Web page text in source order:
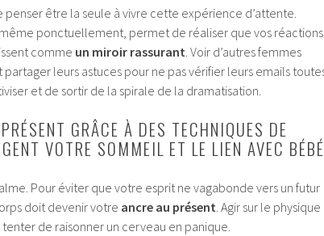
penser être la seule à vivre cette expérience d’attente.
ponctuellement, permet de réaliser que vos réactions
comme un miroir rassurant. Voir d’autres femmes
leurs astuces pour ne pas vérifier leurs emails
et de sortir de la spirale de la dramatisation.
GRÂCE À DES TECHNIQUES DE
VOTRE SOMMEIL ET LE LIEN AVEC BÉBÉ
Pour éviter que votre esprit ne vagabonde vers un futur
doit devenir votre ancre au présent. Agir sur le physique
de raisonner un cerveau en panique.